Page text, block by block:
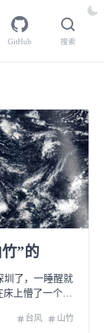
GitHub 搜索
”的
圳了，一睡醒就
上懵了一个小
台风 山竹